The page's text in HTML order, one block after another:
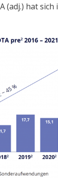
(adj.) hat sich